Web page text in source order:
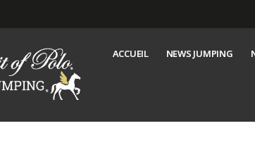
ACCUEIL NEWS JUMPING